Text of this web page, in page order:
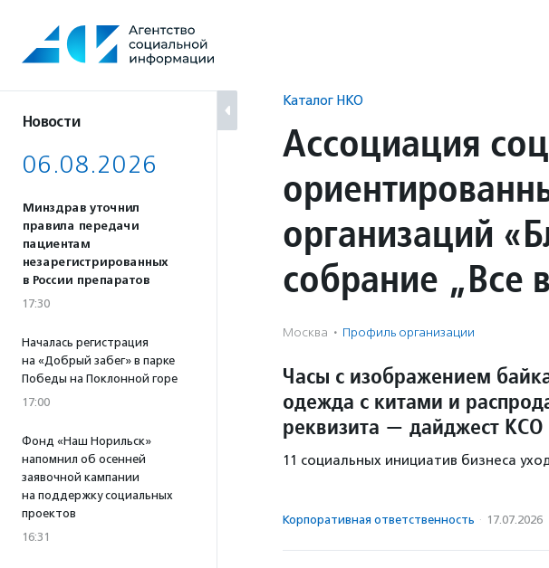
содержанию
Новости
06.08.2026
Минздрав уточнил
правила передачи
пациентам
незарегистрированных
в России препаратов
17:30
Началась регистрация
на «Добрый забег» в парке
Победы на Поклонной горе
17:00
Фонд «Наш Норильск»
напомнил об осенней
заявочной кампании
на поддержку социальных
проектов
16:31
Каталог НКО
Ассоциация
организаций
собрание „Все
Москва · Профиль организации
Часы с изображением
одежда с китами и
реквизита — дайджест КСО
11 социальных инициатив бизнеса
Корпоративная ответственность · 17.07.2026